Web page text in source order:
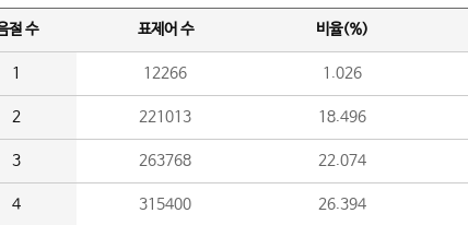
절 수 표제어 수 비율(%)
1 12266 1.026
2 221013 18.496
3 263768 22.074
4 315400 26.394